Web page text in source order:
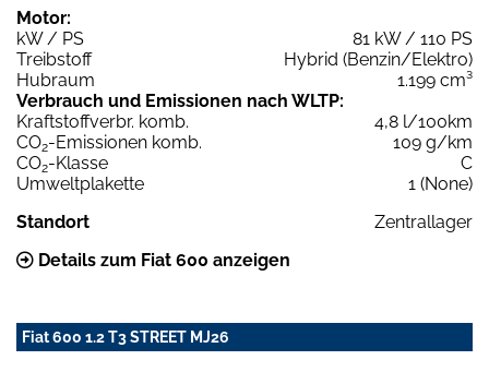
Motor:
kW / PS
81 kW / 110 PS
Treibstoff
Hybrid (Benzin/Elektro)
Hubraum
1.199 cm³
Verbrauch und Emissionen nach WLTP:
Kraftstoffverbr. komb.
4,8 l/100km
CO2-Emissionen komb.
109 g/km
CO2-Klasse
C
Umweltplakette
1 (None)
Standort
Zentrallager
Details zum Fiat 600 anzeigen
Fiat 600 1.2 T3 STREET MJ26